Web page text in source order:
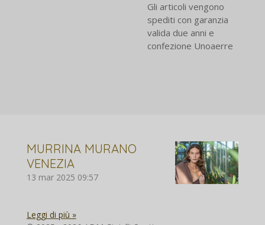
Gli articoli vengono
spediti con garanzia
valida due anni e
confezione Unoaerre
MURRINA MURANO
VENEZIA
13 mar 2025 09:57
Leggi di più »